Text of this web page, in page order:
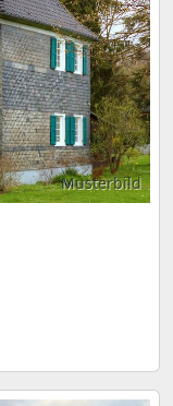
Musterbild